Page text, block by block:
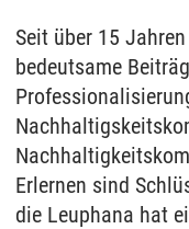
Seit über 15
bedeutsame
Erlernen sind
die Leuphana hat